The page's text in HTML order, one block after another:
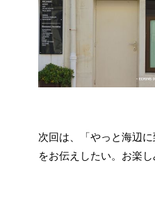
次回は、「やっと海辺
をお伝えしたい。お楽し